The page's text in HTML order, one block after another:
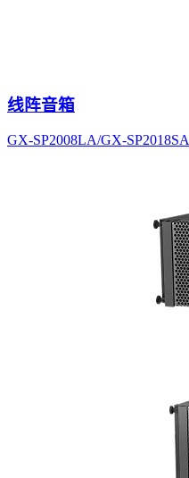
线阵音箱
GX-SP2008LA/GX-SP2018SA